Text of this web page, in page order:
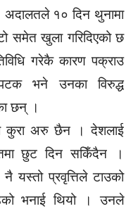
अदालतले १० दिन थुनामा
समेत खुला गरिदिएको छ
गरेकै कारण पक्राउ
भने उनका विरुद्ध
छन् ।
ठूलो कुरा अरु छैन । देशलाई
छुट दिन सकिँदैन ।
यस्तो प्रवृत्तिले टाउको
भनाई थियो । उनले